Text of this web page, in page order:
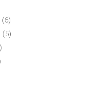
(6)
(5)